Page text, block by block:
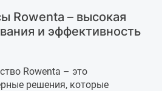
Rowenta – высокая
и эффективность
Rowenta – это
решения, которые